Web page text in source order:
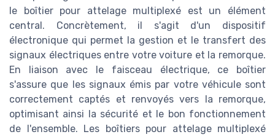
le boîtier pour attelage multiplexé est un élément
central. Concrètement, il s'agit d'un dispositif
électronique qui permet la gestion et le transfert des
signaux électriques entre votre voiture et la remorque.
En liaison avec le faisceau électrique, ce boîtier
s'assure que les signaux émis par votre véhicule sont
correctement captés et renvoyés vers la remorque,
optimisant ainsi la sécurité et le bon fonctionnement
de l'ensemble. Les boîtiers pour attelage multiplexé